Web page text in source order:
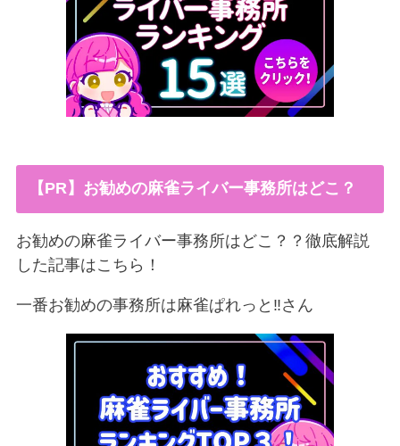
【PR】お勧めの麻雀ライバー事務所はどこ？
お勧めの麻雀ライバー事務所はどこ？？徹底解説
した記事はこちら！
一番お勧めの事務所は麻雀ぱれっと‼︎さん